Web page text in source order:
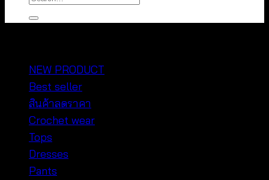
for:
NEW PRODUCT
Best seller
สินค้าลดราคา
Crochet wear
Tops
Dresses
Pants